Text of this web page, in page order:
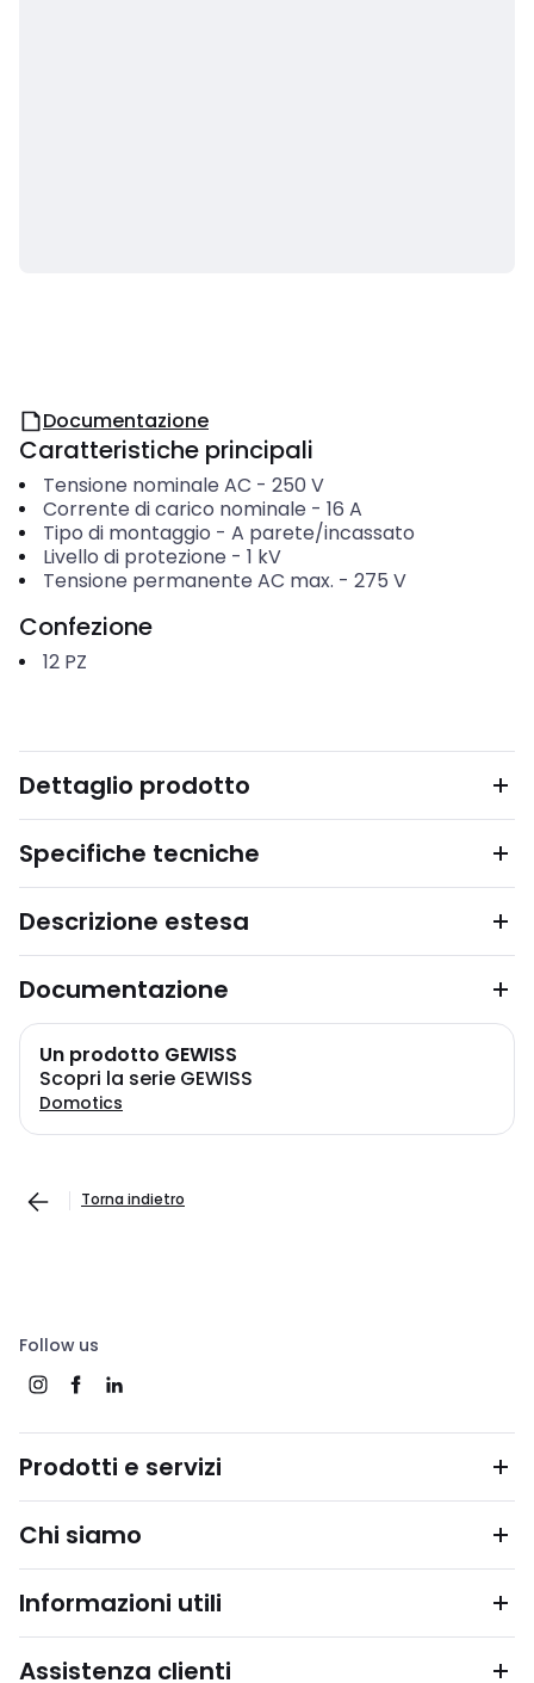
Documentazione
Caratteristiche principali
Tensione nominale AC - 250 V
Corrente di carico nominale - 16 A
Tipo di montaggio - A parete/incassato
Livello di protezione - 1 kV
Tensione permanente AC max. - 275 V
Confezione
12 PZ
Dettaglio prodotto
Specifiche tecniche
Descrizione estesa
Documentazione
Un prodotto GEWISS
Scopri la serie GEWISS
Domotics
Torna indietro
Follow us
Prodotti e servizi
Chi siamo
Informazioni utili
Assistenza clienti